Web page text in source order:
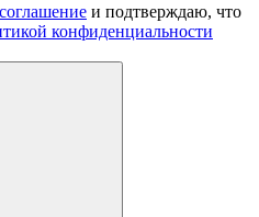
и подтверждаю, что
конфиденциальности